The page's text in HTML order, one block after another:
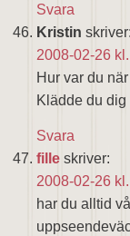
Svara
Kristin skriver:
2008-02-26
Hur var du
Klädde du
Svara
fille skriver:
2008-02-26
har du alltid